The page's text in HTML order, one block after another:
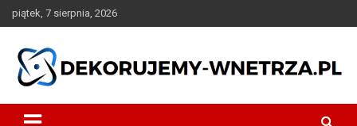
Skip
to
piątek, 7 sierpnia, 2026
dekorujemy-wnetrza.pl